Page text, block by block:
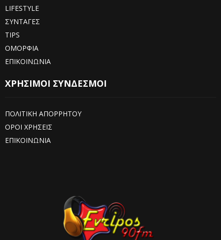
LIFESTYLE
ΣΥΝΤΑΓΕΣ
TIPS
ΟΜΟΡΦΙΑ
ΕΠΙΚΟΙΝΩΝΙΑ
ΧΡΗΣΙΜΟΙ ΣΥΝΔΕΣΜΟΙ
ΠΟΛΙΤΙΚΗ ΑΠΟΡΡΗΤΟΥ
ΟΡΟΙ ΧΡΗΣΕΙΣ
ΕΠΙΚΟΙΝΩΝΙΑ